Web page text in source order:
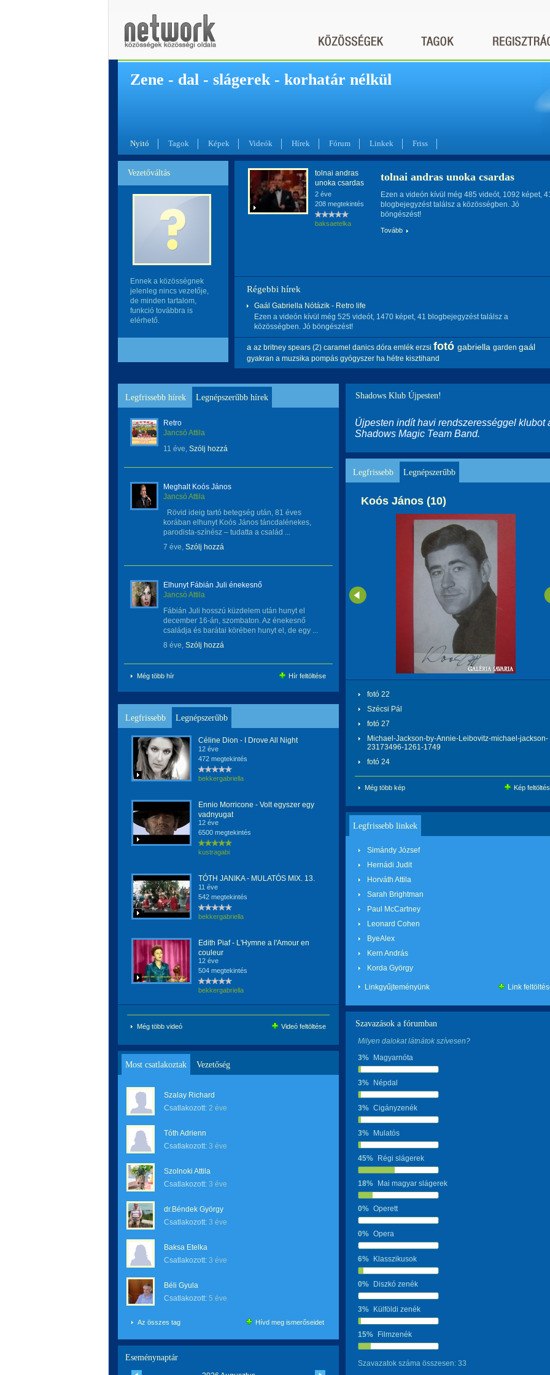
Zene - dal - slágerek - korhatár nélkül
Nyitó Tagok Képek Videók Hírek Fórum Linkek Friss
Vezetőváltás
Ennek a közösségnek
jelenleg nincs vezetője,
de minden tartalom,
funkció továbbra is
elérhető.
tolnai andras
unoka csardas
2 éve
208 megtekintés
baksaetelka
tolnai andras unoka csardas
Ezen a videón kívül még 485 videót, 1092 képet,
blogbejegyzést találsz a közösségben. Jó
böngészést!
Tovább
Régebbi hírek
Gaál Gabriella Nótázik - Retro life
Ezen a videón kívül még 525 videót, 1470 képet, 41 blogbejegyzést találsz a
közösségben. Jó böngészést!
a az britney spears (2) caramel danics dóra emlék erzsi fotó gabriella garden gaál
gyakran a muzsika pompás gyógyszer ha hétre kisztihand
Legfrissebb hírek Legnépszerűbb hírek
Retro
Jancsó Attila
11 éve, Szólj hozzá
Meghalt Koós János
Jancsó Attila
Rövid ideig tartó betegség után, 81 éves
korában elhunyt Koós János táncdalénekes,
parodista-színész – tudatta a család ...
7 éve, Szólj hozzá
Elhunyt Fábián Juli énekesnő
Jancsó Attila
Fábián Juli hosszú küzdelem után hunyt el
december 16-án, szombaton. Az énekesnő
családja és barátai körében hunyt el, de egy ...
8 éve, Szólj hozzá
Még több hír Hír feltöltése
Legfrissebb Legnépszerűbb
Céline Dion - I Drove All Night
12 éve
472 megtekintés
bekkergabriella
Ennio Morricone - Volt egyszer egy
vadnyugat
12 éve
6500 megtekintés
kustragabi
TÓTH JANIKA - MULATÓS MIX. 13.
11 éve
542 megtekintés
bekkergabriella
Edith Piaf - L'Hymne a l'Amour en
couleur
12 éve
504 megtekintés
bekkergabriella
Még több videó Videó feltöltése
Most csatlakoztak Vezetőség
Szalay Richard
Csatlakozott: 2 éve
Tóth Adrienn
Csatlakozott: 3 éve
Szolnoki Attila
Csatlakozott: 3 éve
dr.Béndek György
Csatlakozott: 3 éve
Baksa Etelka
Csatlakozott: 3 éve
Béli Gyula
Csatlakozott: 5 éve
Az összes tag Hívd meg ismerőseidet
Eseménynaptár
Shadows Klub Újpesten!
Újpesten indít havi rendszerességgel klubot
Shadows Magic Team Band.
Legfrissebb Legnépszerűbb
Koós János (10)
fotó 22
Szécsi Pál
fotó 27
Michael-Jackson-by-Annie-Leibovitz-michael-jackson-
23173496-1261-1749
fotó 24
Még több kép Kép
Legfrissebb linkek
Simándy József
Hernádi Judit
Horváth Attila
Sarah Brightman
Paul McCartney
Leonard Cohen
ByeAlex
Kern András
Korda György
Linkgyűjteményünk Link
Szavazások a fórumban
Milyen dalokat látnátok szívesen?
3%
Magyarnóta
3% Népdal
3% Cigányzenék
3% Mulatós
45% Régi slágerek
18% Mai magyar slágerek
0% Operett
0% Opera
6% Klasszikusok
0% Diszkó zenék
3% Külföldi zenék
15% Filmzenék
Szavazatok száma összesen: 33